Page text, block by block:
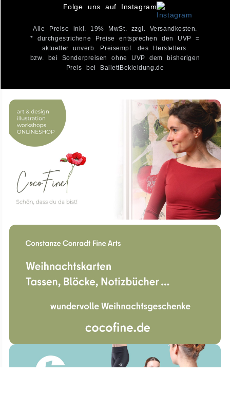
Folge uns auf Instagram
Alle Preise inkl. 19% MwSt. zzgl. Versandkosten.
* durchgestrichene Preise entsprechen den UVP =
aktueller unverb. Preisempf. des Herstellers.
bzw. bei Sonderpreisen ohne UVP dem bisherigen
Preis bei BallettBekleidung.de